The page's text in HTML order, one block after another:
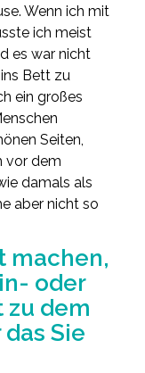
Wenn ich mit
ich meist
es war nicht
Bett zu
ein großes
Seiten,
vor dem
damals als
aber nicht so
machen,
oder
zu dem
Sie